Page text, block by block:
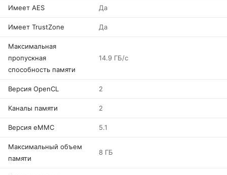
Имеет AES Да
Имеет TrustZone Да
Максимальная
пропускная
способность памяти
14.9 ГБ/с
Версия OpenCL 2
Каналы памяти 2
Версия eMMC 5.1
Максимальный объем
памяти
8 ГБ